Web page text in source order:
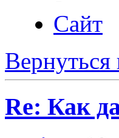
Сайт
Вернуться
Re: Как